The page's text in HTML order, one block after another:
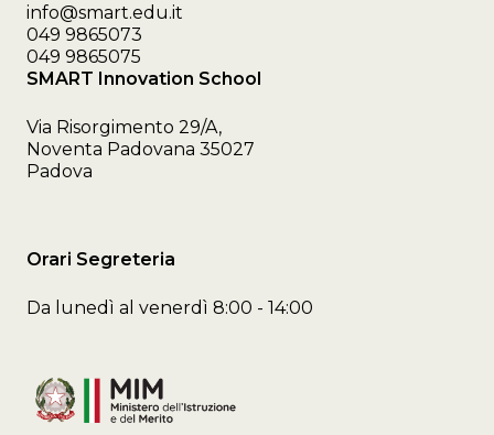
SMART Innovation School
Via Risorgimento 29/A,
Noventa Padovana 35027
Padova
Orari Segreteria
Da lunedì al venerdì 8:00 - 14:00
info@smart.edu.it
049 9865073
049 9865075